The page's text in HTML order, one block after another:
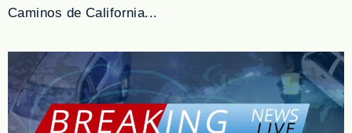
Caminos de California...